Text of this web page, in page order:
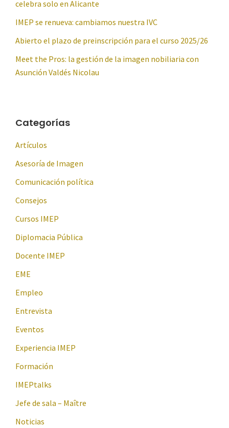
celebra solo en Alicante
IMEP se renueva: cambiamos nuestra IVC
Abierto el plazo de preinscripción para el curso 2025/26
Meet the Pros: la gestión de la imagen nobiliaria con
Asunción Valdés Nicolau
Categorías
Artículos
Asesoría de Imagen
Comunicación política
Consejos
Cursos IMEP
Diplomacia Pública
Docente IMEP
EME
Empleo
Entrevista
Eventos
Experiencia IMEP
Formación
IMEPtalks
Jefe de sala – Maître
Noticias